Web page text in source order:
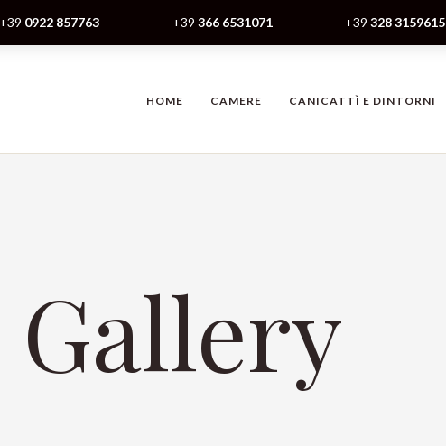
+39 0922 857763 +39 366 6531071 +39328 3159615
HOME CAMERE CANICATTÌ E DINTORNI
Gallery